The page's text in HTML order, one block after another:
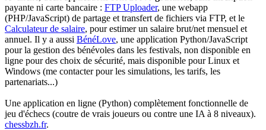
payante ni carte bancaire : FTP Uploader, une webapp
(PHP/JavaScript) de partage et transfert de fichiers via FTP, et le
Calculateur de salaire, pour estimer un salaire brut/net mensuel et
annuel. Il y a aussi BénéLove, une application Python/JavaScript
pour la gestion des bénévoles dans les festivals, non disponible en
ligne pour des choix de sécurité, mais disponible pour Linux et
Windows (me contacter pour les simulations, les tarifs, les
partenariats...)
Une application en ligne (Python) complètement fonctionnelle de
jeu d'échecs (coutre de vrais joueurs ou contre une IA à 8 niveaux).
chessbzh.fr.